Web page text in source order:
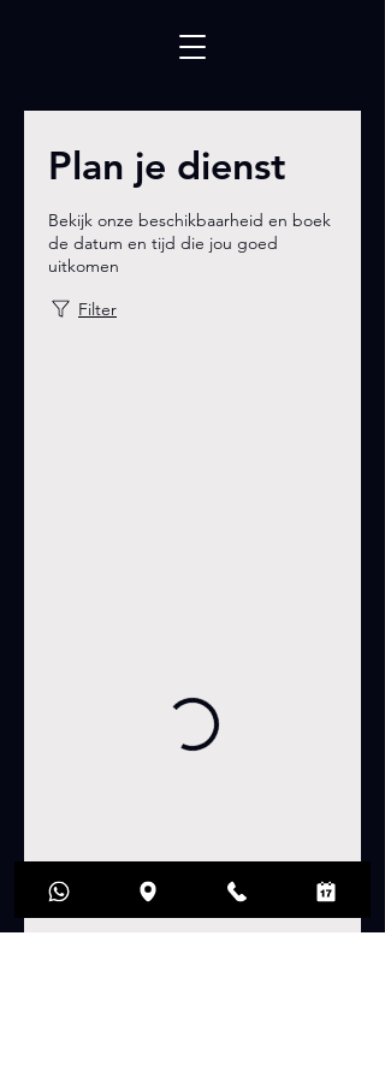
Plan je dienst
Bekijk onze beschikbaarheid en boek
de datum en tijd die jou goed
uitkomen
Filter